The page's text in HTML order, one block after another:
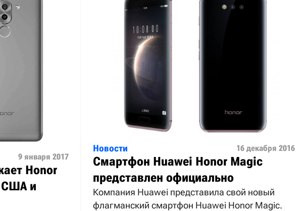
9 января 2017
Honor
США и
Новости 16 декабря 2016
Смартфон Huawei Honor Magic
представлен официально
Компания Huawei представила свой новый
флагманский смартфон Huawei Honor Magic.